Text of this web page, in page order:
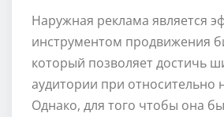
Наружная реклама является
инструментом продвижения
который позволяет достичь
аудитории при относительно
Однако, для того чтобы она